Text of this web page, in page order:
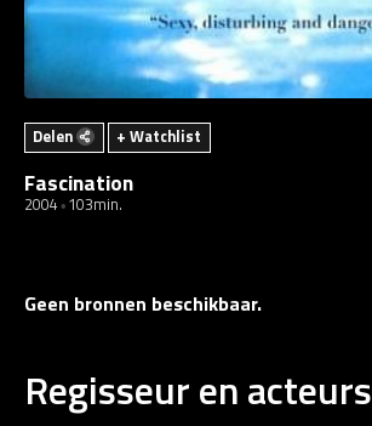
Delen + Watchlist
Fascination
2004 103min.
Geen bronnen beschikbaar.
Regisseur en acteurs